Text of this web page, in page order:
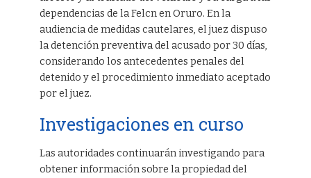
dependencias de la Felcn en Oruro. En la
audiencia de medidas cautelares, el juez dispuso
la detención preventiva del acusado por 30 días,
considerando los antecedentes penales del
detenido y el procedimiento inmediato aceptado
por el juez.
Investigaciones en curso
Las autoridades continuarán investigando para
obtener información sobre la propiedad del